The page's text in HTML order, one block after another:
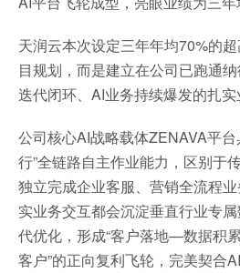
天润云本次设定三年年均70%的
目规划，而是建立在公司已跑通
迭代闭环、AI业务持续爆发的扎实
公司核心AI战略载体ZENAVA平
行”全链路自主作业能力，区别于
独立完成企业客服、营销全流程
实业务交互都会沉淀垂直行业专
代优化，形成“客户落地—数据
客户”的正向复利飞轮，完美契合